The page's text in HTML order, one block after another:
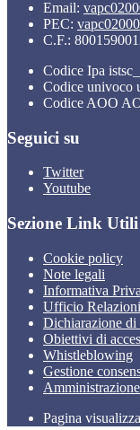
Email:
PEC:
C.F.:
Codice Ipa
Codice
Codice AOO
Seguici su
Twitter
Youtube
Sezione Link Utili
Cookie policy
Note legali
Informativa
Ufficio
Dichiarazione di
Obiettivi di
Whistleblowing
Gestione
Pagina